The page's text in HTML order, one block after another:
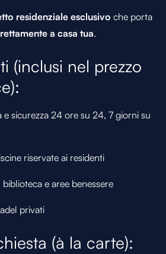
residenziale esclusivoche porta
a casa tua.
(inclusi nel prezzo
e sicurezza 24 ore su 24, 7 giorni su
riservate ai residenti
e aree benessere
privati
(à la carte):